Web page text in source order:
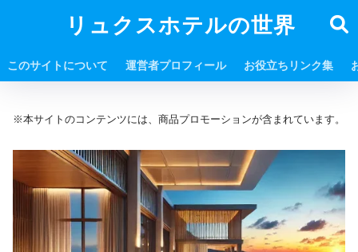
リュクスホテルの世界
このサイトについて 運営者プロフィール お役立ちリンク集
※本サイトのコンテンツには、商品プロモーションが含まれています。